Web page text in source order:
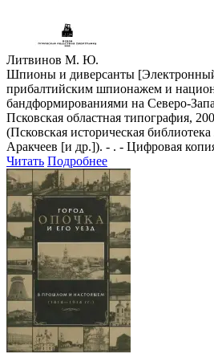
Литвинов М. Ю.
Шпионы и диверсанты [Электронный
прибалтийским шпионажем и
бандформированиями на Северо-
Псковская областная типография,
(Псковская историческая
Аракчеев [и др.]). - . - Цифровая
Читать Подробнее